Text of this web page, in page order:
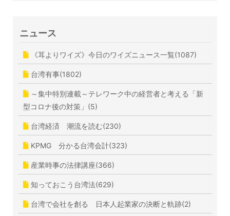
ニュース
《耳よりワイズ》今日のワイズニュース一覧(1087)
台湾有事(1802)
～集中特別連載～テレワーク中の経営者と考える「新
型コロナ後の対策」(5)
台湾経済 潮流を読む(230)
KPMG 分かる台湾会計(323)
産業時事の法律講座(366)
知っておこう台湾法(629)
台湾で会社を創る 日本人起業家の決断と軌跡(2)